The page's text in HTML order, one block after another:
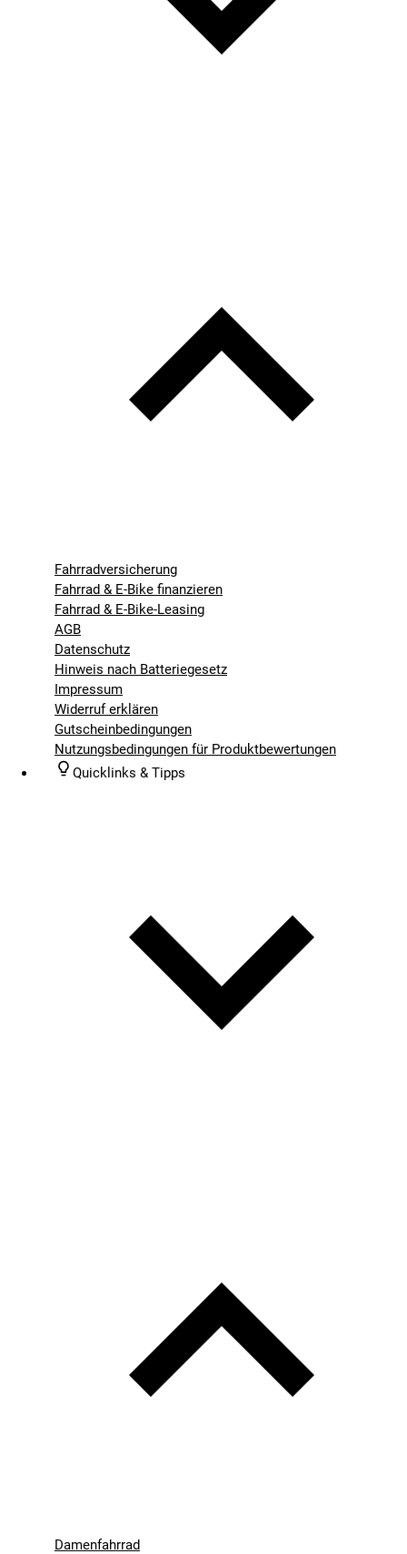
Fahrradversicherung
Fahrrad & E-Bike finanzieren
Fahrrad & E-Bike-Leasing
AGB
Datenschutz
Hinweis nach Batteriegesetz
Impressum
Widerruf erklären
Gutscheinbedingungen
Nutzungsbedingungen für Produktbewertungen
Quicklinks & Tipps
Damenfahrrad